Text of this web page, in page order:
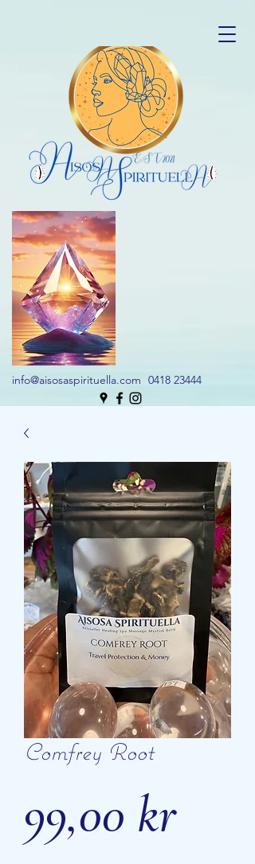
info@aisosaspirituella.com 0418 23444
Comfrey Root
99,00 krPris